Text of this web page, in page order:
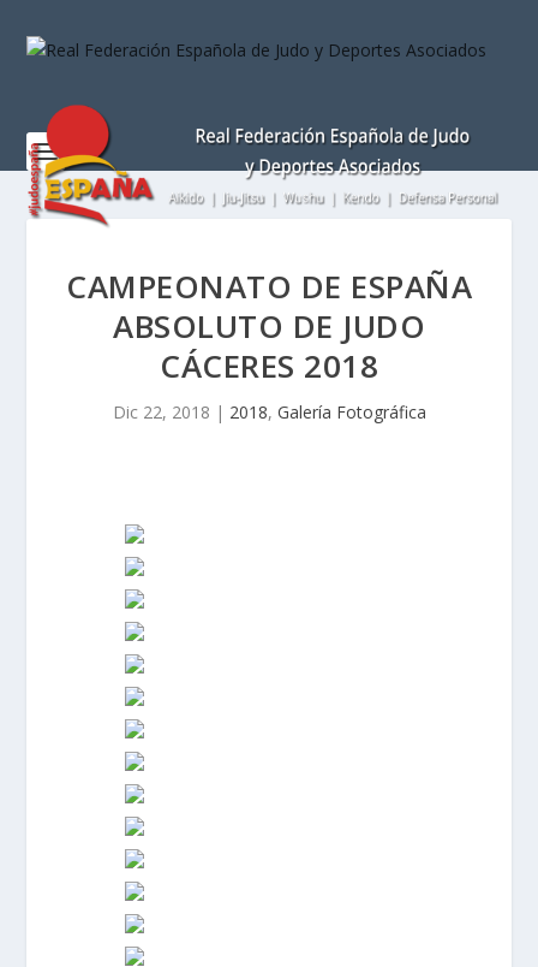
este
incluye
sistema
CAMPEONATO DE ESPAÑA
ABSOLUTO DE JUDO
CÁCERES 2018
Dic 22, 2018 | 2018, Galería Fotográfica